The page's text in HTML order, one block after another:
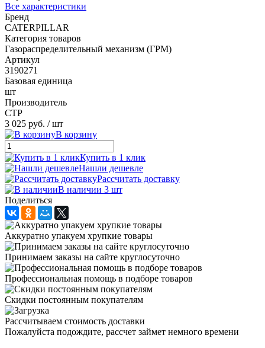
Все характеристики
Бренд
CATERPILLAR
Категория товаров
Газораспределительный механизм (ГРМ)
Артикул
3190271
Базовая единица
шт
Производитель
CTP
3 025 руб. / шт
В корзину
Купить в 1 клик
Нашли дешевле
Рассчитать доставку
В наличии 3 шт
Поделиться
Аккуратно упакуем хрупкие товары
Принимаем заказы на сайте круглосуточно
Профессиональная помощь в подборе товаров
Скидки постоянным покупателям
Рассчитываем стоимость доставки
Пожалуйста подождите, рассчет займет немного времени